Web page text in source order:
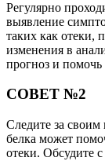
изменения в
Это поможет
жизни.
СОВЕТ №4
Соблюдайте
прекращайте
поможет